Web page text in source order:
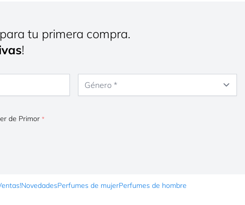
para tu primera compra.
!
de Primor
NovedadesPerfumes de mujerPerfumes de hombre